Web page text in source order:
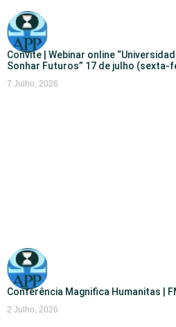
Convite | Webinar online
Sonhar Futuros” 17 de julho (sexta-
7 Julho, 2026
Conferência Magnifica Humanitas |
2 Julho, 2026